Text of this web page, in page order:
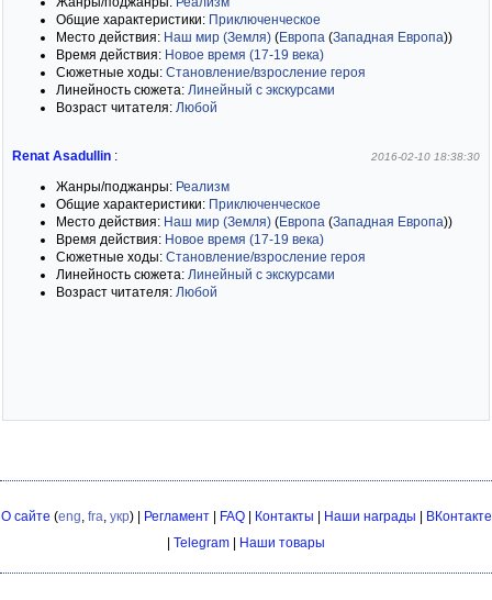
Общие характеристики: Приключенческое
Место действия: Наш мир (Земля) (Европа (Западная Европа))
Время действия: Новое время (17-19 века)
Сюжетные ходы: Становление/взросление героя
Линейность сюжета: Линейный с экскурсами
Возраст читателя: Любой
Renat Asadullin : 2016-02-10 18:38:30
Жанры/поджанры: Реализм
Общие характеристики: Приключенческое
Место действия: Наш мир (Земля) (Европа (Западная Европа))
Время действия: Новое время (17-19 века)
Сюжетные ходы: Становление/взросление героя
Линейность сюжета: Линейный с экскурсами
Возраст читателя: Любой
О сайте (eng, fra, укр) | Регламент| FAQ| Контакты Наши награды
ВКонтакте
Telegram Наши товары